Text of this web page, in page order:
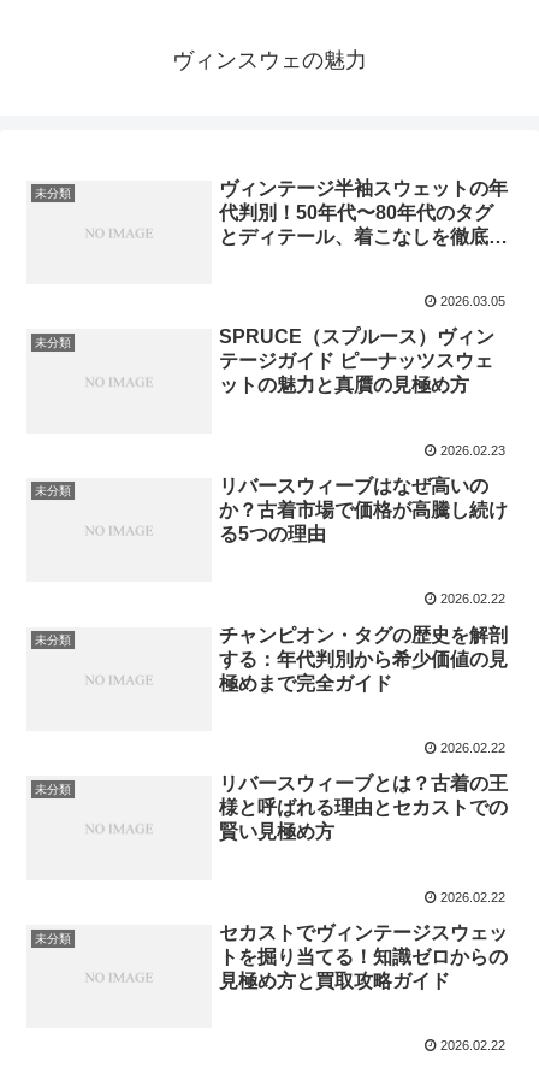
ヴィンスウェの魅力
未分類
ヴィンテージ半袖スウェットの年
代判別！50年代〜80年代のタグ
とディテール、着こなしを徹底解
2026.03.05
未分類
SPRUCE（スプルース）ヴィン
テージガイド ピーナッツスウェ
ットの魅力と真贋の見極め方
2026.02.23
未分類
リバースウィーブはなぜ高いの
か？古着市場で価格が高騰し続け
る5つの理由
2026.02.22
未分類
チャンピオン・タグの歴史を解剖
する：年代判別から希少価値の見
極めまで完全ガイド
2026.02.22
未分類
リバースウィーブとは？古着の王
様と呼ばれる理由とセカストでの
賢い見極め方
2026.02.22
未分類
セカストでヴィンテージスウェッ
トを掘り当てる！知識ゼロからの
見極め方と買取攻略ガイド
2026.02.22